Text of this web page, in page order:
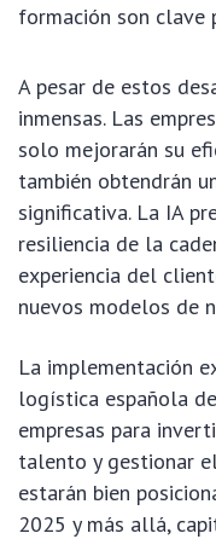
formación son clave
A pesar de estos
inmensas. Las
solo mejorarán su
también obtendrán
significativa. La IA
resiliencia de la
experiencia del
nuevos modelos de
La implementación
logística española
empresas para
talento y gestionar
estarán bien
2025 y más allá,